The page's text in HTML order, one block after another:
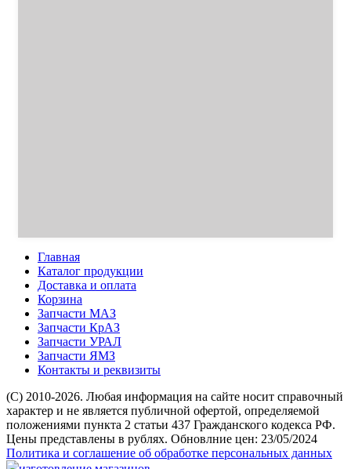
Главная
Каталог продукции
Доставка и оплата
Корзина
Запчасти МАЗ
Запчасти КрАЗ
Запчасти УРАЛ
Запчасти ЯМЗ
Контакты и реквизиты
(C) 2010-2026. Любая информация на сайте носит справочный
характер и не является публичной офертой, определяемой
положениями пункта 2 статьи 437 Гражданского кодекса РФ.
Цены представлены в рублях. Обновлние цен: 23/05/2024
Политика и соглашение об обработке персональных данных